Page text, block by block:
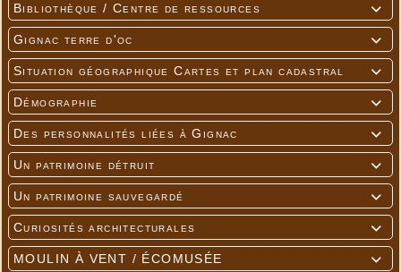

Bibliothèque / Centre de ressources

Gignac terre d'oc

Situation géographique Cartes et plan cadastral

Démographie

Des personnalités liées à Gignac

Un patrimoine détruit

Un patrimoine sauvegardé

Curiosités architecturales

MOULIN À VENT / ÉCOMUSÉE